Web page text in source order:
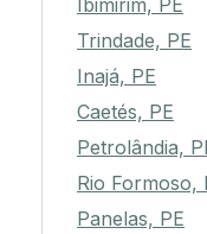
Ibimirim, PE
Trindade, PE
Inajá, PE
Caetés, PE
Petrolândia,
Rio Formoso,
Panelas, PE